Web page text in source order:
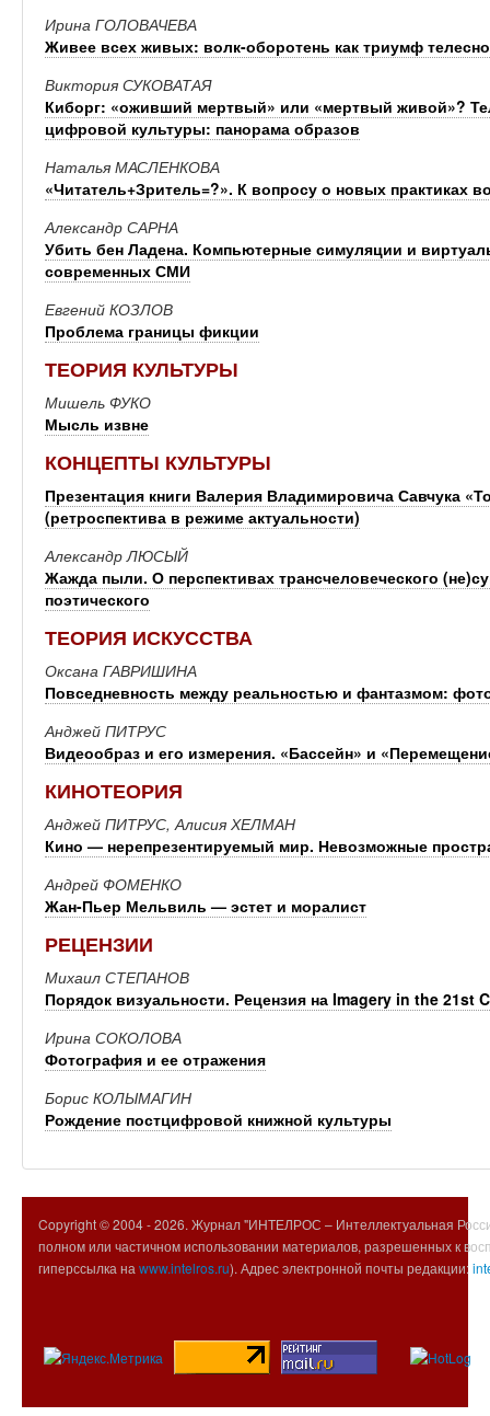
Ирина ГОЛОВАЧЕВА
Живее всех живых: волк-оборотень как триумф
Виктория СУКОВАТАЯ
Киборг: «оживший мертвый» или «мертвый живой»?
цифровой культуры: панорама образов
Наталья МАСЛЕНКОВА
«Читатель+Зритель=?». К вопросу о новых практиках
Александр САРНА
Убить бен Ладена. Компьютерные симуляции и
современных СМИ
Евгений КОЗЛОВ
Проблема границы фикции
ТЕОРИЯ КУЛЬТУРЫ
Мишель ФУКО
Мысль извне
КОНЦЕПТЫ КУЛЬТУРЫ
Презентация книги Валерия Владимировича Савчука
(ретроспектива в режиме актуальности)
Александр ЛЮСЫЙ
Жажда пыли. О перспективах трансчеловеческого
поэтического
ТЕОРИЯ ИСКУССТВА
Оксана ГАВРИШИНА
Повседневность между реальностью и фантазмом:
Анджей ПИТРУС
Видеообраз и его измерения. «Бассейн» и
КИНОТЕОРИЯ
Анджей ПИТРУС, Алисия ХЕЛМАН
Кино — нерепрезентируемый мир. Невозможные
Андрей ФОМЕНКО
Жан-Пьер Мельвиль — эстет и моралист
РЕЦЕНЗИИ
Михаил СТЕПАНОВ
Порядок визуальности. Рецензия на Imagery in the 21st
Ирина СОКОЛОВА
Фотография и ее отражения
Борис КОЛЫМАГИН
Рождение постцифровой книжной культуры
Copyright © 2004 -2026. Журнал "ИНТЕЛРОС – Интеллектуальная
полном или частичном использовании материалов, разрешенных к
гиперссылка на www.intelros.ru). Адрес электронной почты редакции: